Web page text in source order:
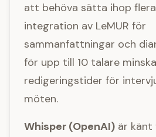
att behöva sätta ihop
integration av LeMUR för
sammanfattningar och
för upp till 10 talare
redigeringstider för
möten.
Whisper (OpenAI) är